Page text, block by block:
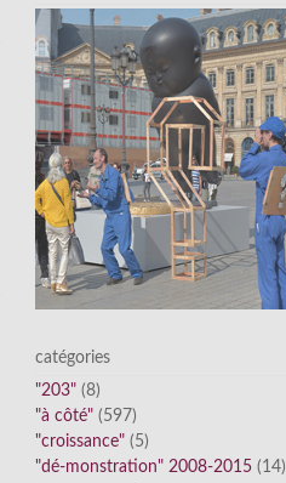
catégories
"203" (8)
"à côté" (597)
"croissance" (5)
"dé-monstration" 2008-2015 (14)